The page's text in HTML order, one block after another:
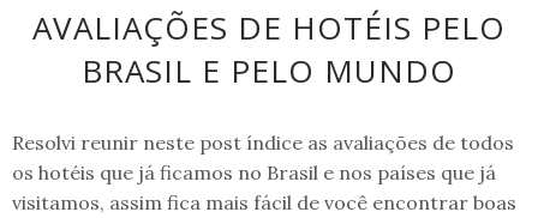
AVALIAÇÕES DE HOTÉIS PELO
BRASIL E PELO MUNDO
Resolvi reunir neste post índice as avaliações de todos
os hotéis que já ficamos no Brasil e nos países que já
visitamos, assim fica mais fácil de você encontrar boas